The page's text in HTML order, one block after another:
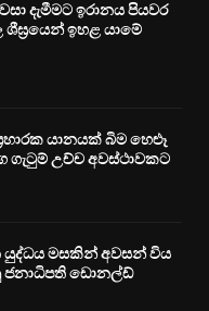
දැමීමට ඉරානය පියවර
ඉහළ යාමේ
යානයක් බිම හෙළූ
ගැටුම් උච්ච අවස්ථාවකට
යුද්ධය මසකින් අවසන් විය
ජනාධිපති ඩොනල්ඩ්